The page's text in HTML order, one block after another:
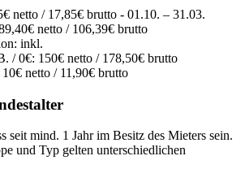
netto / 17,85€ brutto - 01.10. – 31.03.
netto / 106,39€ brutto
inkl.
/ 0€: 150€ netto / 178,50€ brutto
10€ netto / 11,90€ brutto
seit mind. 1 Jahr im Besitz des Mieters sein.
und Typ gelten unterschiedlichen